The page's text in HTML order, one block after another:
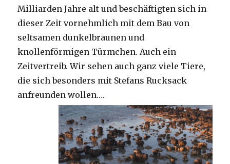
Milliarden Jahre alt und beschäftigten sich in
dieser Zeit vornehmlich mit dem Bau von
seltsamen dunkelbraunen und
knollenförmigen Türmchen. Auch ein
Zeitvertreib. Wir sehen auch ganz viele Tiere,
die sich besonders mit Stefans Rucksack
anfreunden wollen….